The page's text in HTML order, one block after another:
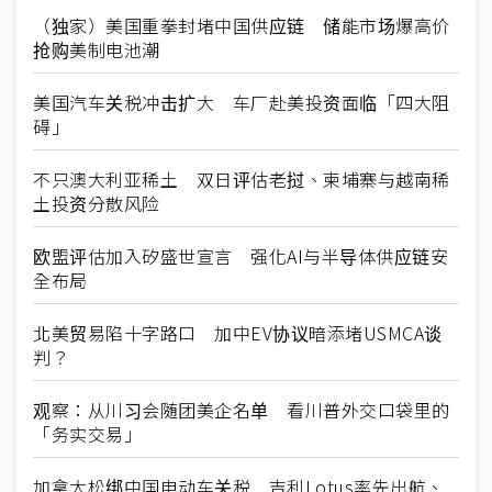
（独家）美国重拳封堵中国供应链 储能市场爆高价
抢购美制电池潮
美国汽车关税冲击扩大 车厂赴美投资面临「四大阻
碍」
不只澳大利亚稀土 双日评估老挝、柬埔寨与越南稀
土投资分散风险
欧盟评估加入矽盛世宣言 强化AI与半导体供应链安
全布局
北美贸易陷十字路口 加中EV协议暗添堵USMCA谈
判？
观察：从川习会随团美企名单 看川普外交口袋里的
「务实交易」
加拿大松绑中国电动车关税 吉利Lotus率先出航、